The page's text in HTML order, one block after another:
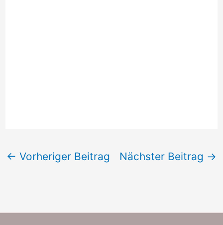
← Vorheriger Beitrag Nächster Beitrag →